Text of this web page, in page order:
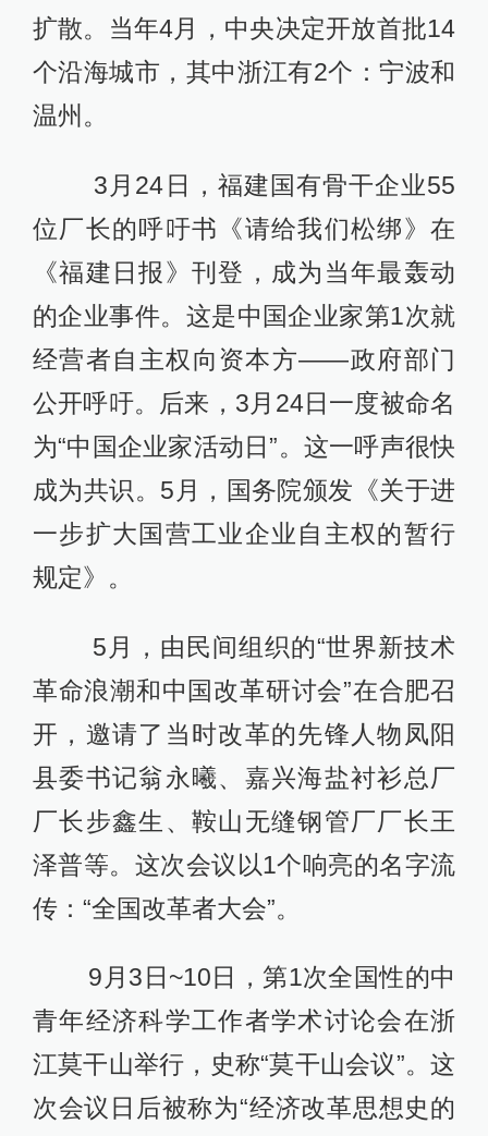
扩散。当年4月，中央决定开放首批14
个沿海城市，其中浙江有2个：宁波和
温州。
3月24日，福建国有骨干企业55
位厂长的呼吁书《请给我们松绑》在
《福建日报》刊登，成为当年最轰动
的企业事件。这是中国企业家第1次就
经营者自主权向资本方——政府部门
公开呼吁。后来，3月24日一度被命名
为“中国企业家活动日”。这一呼声很快
成为共识。5月，国务院颁发《关于进
一步扩大国营工业企业自主权的暂行
规定》。
5月，由民间组织的“世界新技术
革命浪潮和中国改革研讨会”在合肥召
开，邀请了当时改革的先锋人物凤阳
县委书记翁永曦、嘉兴海盐衬衫总厂
厂长步鑫生、鞍山无缝钢管厂厂长王
泽普等。这次会议以1个响亮的名字流
传：“全国改革者大会”。
9月3日~10日，第1次全国性的中
青年经济科学工作者学术讨论会在浙
江莫干山举行，史称“莫干山会议”。这
次会议日后被称为“经济改革思想史的